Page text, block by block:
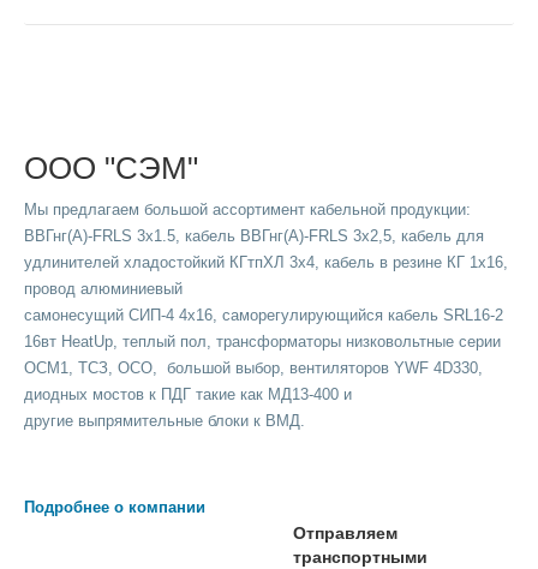
ООО "СЭМ"
Мы предлагаем большой ассортимент кабельной продукции:
ВВГнг(A)-FRLS 3х1.5, кабель ВВГнг(A)-FRLS 3х2,5, кабель для
удлинителей хладостойкий КГтпХЛ 3х4, кабель в резине КГ 1х16,
провод алюминиевый
самонесущий СИП-4 4х16, саморегулирующийся кабель SRL16-2
16вт HeatUp, теплый пол, трансформаторы низковольтные серии
ОСМ1, ТСЗ, ОСО, большой выбор, вентиляторов YWF 4D330,
диодных мостов к ПДГ такие как МД13-400 и
другие выпрямительные блоки к ВМД.
Подробнее о компании
Отправляем
транспортными